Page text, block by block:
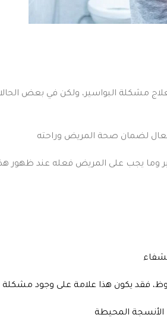
لعلاج مشكلة البواسير، ولكن في بعض
لضمان صحة المريض وراحته
وما يجب على المريض فعله عند ظهور
المحيطة